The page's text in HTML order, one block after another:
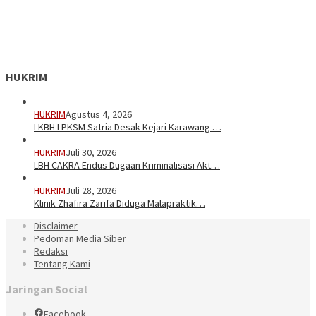
HUKRIM
HUKRIMAgustus 4, 2026
LKBH LPKSM Satria Desak Kejari Karawang …
HUKRIMJuli 30, 2026
LBH CAKRA Endus Dugaan Kriminalisasi Akt…
HUKRIMJuli 28, 2026
Klinik Zhafira Zarifa Diduga Malapraktik…
Disclaimer
Pedoman Media Siber
Redaksi
Tentang Kami
Jaringan Social